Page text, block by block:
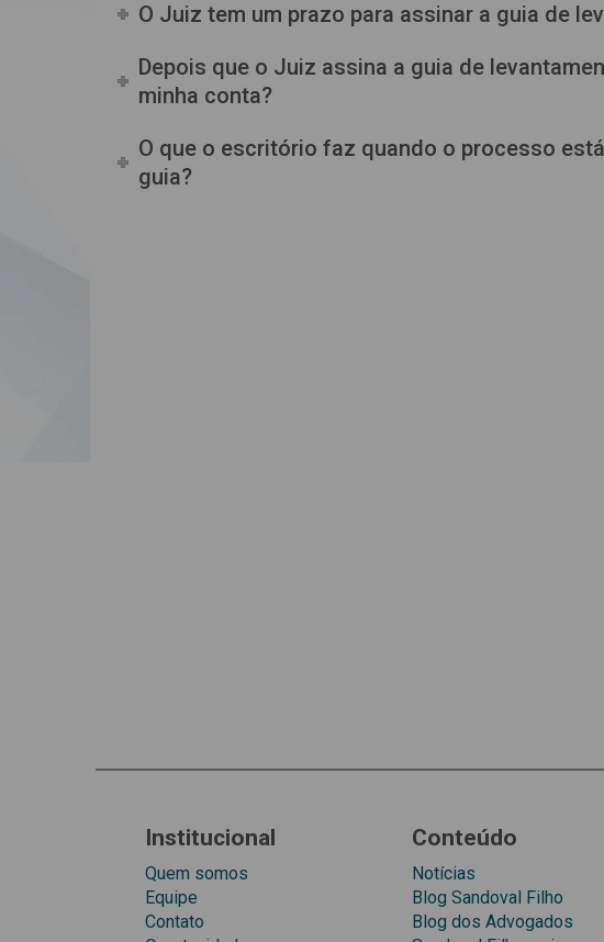
O Juiz tem um prazo para assinar a guia de
Depois que o Juiz assina a guia de
minha conta?
O que o escritório faz quando o processo
guia?
Institucional
Quem somos
Equipe
Contato
Conteúdo
Notícias
Blog Sandoval Filho
Blog dos Advogados